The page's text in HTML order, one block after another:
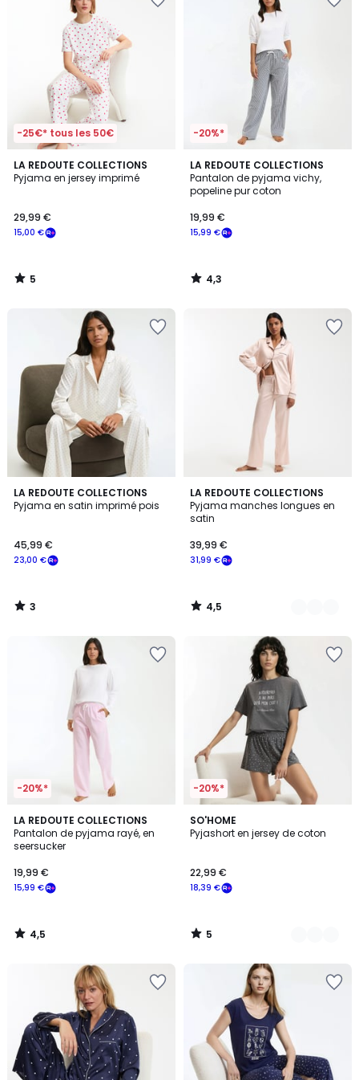
-25€* tous les 50€
LA REDOUTE COLLECTIONS
Pyjama en jersey imprimé
15,00 €
29,99 €
5
/
5
/
-20%*
LA REDOUTE COLLECTIONS
Pantalon de pyjama vichy,
popeline pur coton
15,99 €
19,99 €
4,3
/ 5
4,3
/
LA REDOUTE COLLECTIONS
Pyjama en satin imprimé pois
23,00 €
45,99 €
3
/
3
/
LA REDOUTE COLLECTIONS
Pyjama manches longues en
satin
31,99 €
39,99 €
4,5
/ 5
2
Couleurs
4,5
/
-20%*
LA REDOUTE COLLECTIONS
Pantalon de pyjama rayé, en
seersucker
15,99 €
19,99 €
4,5
/ 5
4,5
/
-20%*
SO'HOME
Pyjashort en jersey de coton
18,39 €
22,99 €
5
/
2
Couleurs
5
/